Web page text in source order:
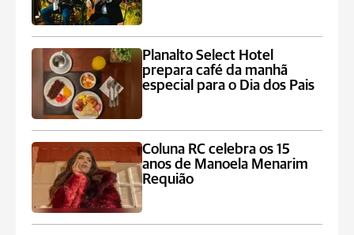
Planalto Select Hotel
prepara café da manhã
especial para o Dia dos Pais
Coluna RC celebra os 15
anos de Manoela Menarim
Requião